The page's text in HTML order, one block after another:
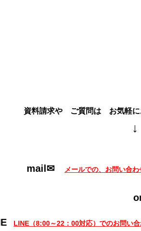
資料請求や ご質問は お気軽
↓
mail✉ メールでの、お問い
LINE（8:00～22：00対応）でのお問